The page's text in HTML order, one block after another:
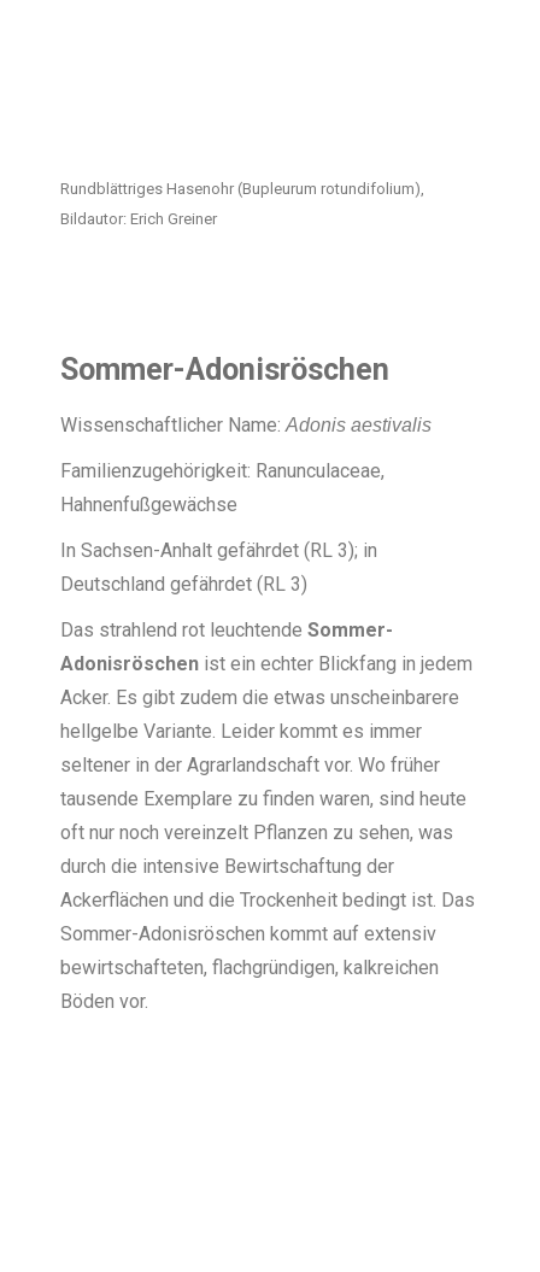
Rundblättriges Hasenohr (Bupleurum rotundifolium),
Bildautor: Erich Greiner
Sommer-Adonisröschen
Wissenschaftlicher Name: Adonis aestivalis
Familienzugehörigkeit: Ranunculaceae,
Hahnenfußgewächse
In Sachsen-Anhalt gefährdet (RL 3); in
Deutschland gefährdet (RL 3)
Das strahlend rot leuchtende Sommer-
Adonisröschen ist ein echter Blickfang in jedem
Acker. Es gibt zudem die etwas unscheinbarere
hellgelbe Variante. Leider kommt es immer
seltener in der Agrarlandschaft vor. Wo früher
tausende Exemplare zu finden waren, sind heute
oft nur noch vereinzelt Pflanzen zu sehen, was
durch die intensive Bewirtschaftung der
Ackerflächen und die Trockenheit bedingt ist. Das
Sommer-Adonisröschen kommt auf extensiv
bewirtschafteten, flachgründigen, kalkreichen
Böden vor.